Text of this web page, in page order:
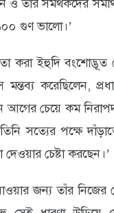
ও তাঁর সমর্থকদের
গুণ ভালো।’
করা ইহুদি
করেছিলেন,
আগের চেয়ে কম
সত্যের পক্ষে
দেওয়ার চেষ্টা করছেন।’
জন্য তাঁর